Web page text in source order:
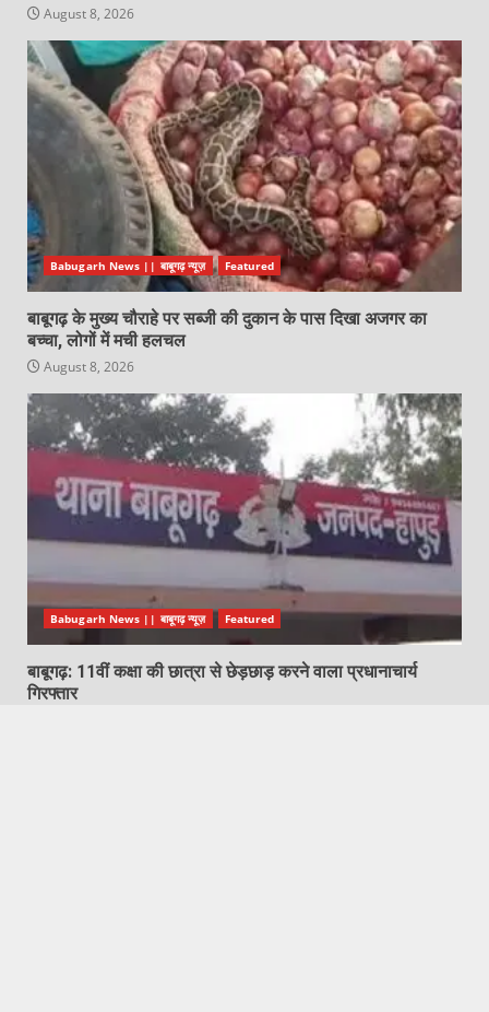
August 8, 2026
Babugarh News || बाबूगढ़ न्यूज़ Featured
बाबूगढ़ के मुख्य चौराहे पर सब्जी की दुकान के पास दिखा अजगर का
बच्चा, लोगों में मची हलचल
August 8, 2026
Babugarh News || बाबूगढ़ न्यूज़ Featured
बाबूगढ़: 11वीं कक्षा की छात्रा से छेड़छाड़ करने वाला प्रधानाचार्य
गिरफ्तार